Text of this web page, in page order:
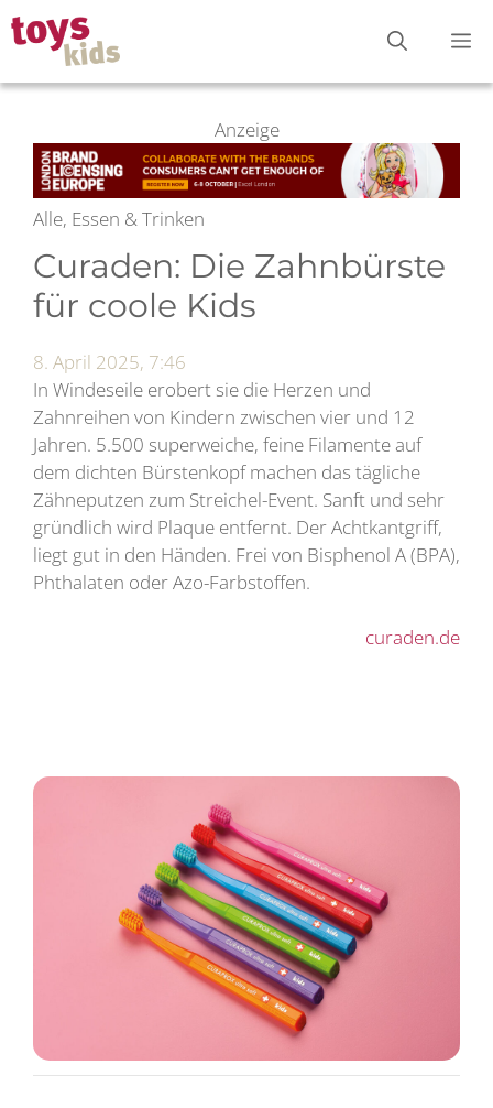
Zum
Inhalt
springen
Anzeige
Alle, Essen & Trinken
Curaden: Die Zahnbürste
für coole Kids
8. April 2025, 7:46
In Windeseile erobert sie die Herzen und
Zahnreihen von Kindern zwischen vier und 12
Jahren. 5.500 superweiche, feine Filamente auf
dem dichten Bürstenkopf machen das tägliche
Zähneputzen zum Streichel-Event. Sanft und sehr
gründlich wird Plaque entfernt. Der Achtkantgriff,
liegt gut in den Händen. Frei von Bisphenol A (BPA),
Phthalaten oder Azo-Farbstoffen.
curaden.de